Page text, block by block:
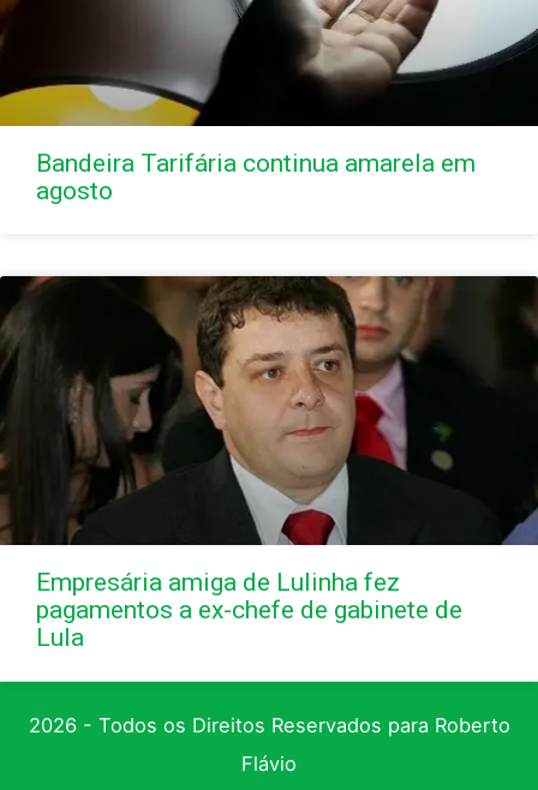
Bandeira Tarifária continua amarela em
agosto
Empresária amiga de Lulinha fez
pagamentos a ex-chefe de gabinete de
Lula
2026 - Todos os Direitos Reservados para Roberto
Flávio